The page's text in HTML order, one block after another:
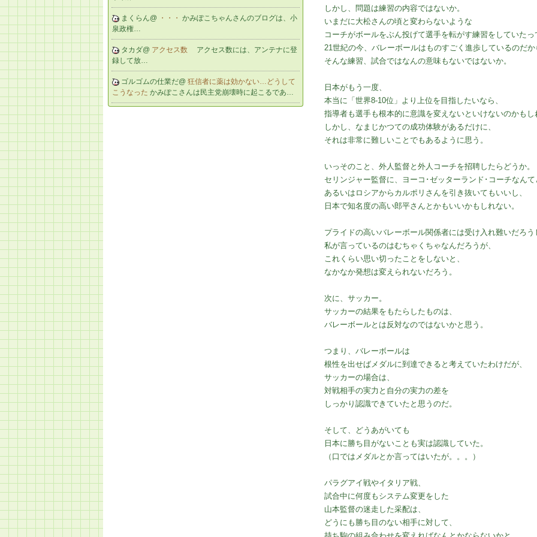
まくらん@ ・・・ かみぽこちゃんさんのブログは、小
泉政権…
タカダ@ アクセス数
アクセス数には、アンテナに登
録して放…
ゴルゴムの仕業だ@ 狂信者に薬は効かない…どうして
こうなった かみぽこさんは民主党崩壊時に起こるであ…
しかし、問題は練習の内容ではないか。
いまだに大松さんの頃と変わらないような
コーチがボールをぶん投げて選手を転がす練習をしていたっ
21世紀の今、バレーボールはものすごく進歩しているのだか
そんな練習、試合ではなんの意味もないではないか。
日本がもう一度、
本当に「世界8-10位」より上位を目指したいなら、
指導者も選手も根本的に意識を変えないといけないのかもし
しかし、なまじかつての成功体験があるだけに、
それは非常に難しいことでもあるように思う。
いっそのこと、外人監督と外人コーチを招聘したらどうか。
セリンジャー監督に、ヨーコ･ゼッターランド･コーチなん
あるいはロシアからカルポリさんを引き抜いてもいいし、
日本で知名度の高い郎平さんとかもいいかもしれない。
プライドの高いバレーボール関係者には受け入れ難いだろう
私が言っているのはむちゃくちゃなんだろうが、
これくらい思い切ったことをしないと、
なかなか発想は変えられないだろう。
次に、サッカー。
サッカーの結果をもたらしたものは、
バレーボールとは反対なのではないかと思う。
つまり、バレーボールは
根性を出せばメダルに到達できると考えていたわけだが、
サッカーの場合は、
対戦相手の実力と自分の実力の差を
しっかり認識できていたと思うのだ。
そして、どうあがいても
日本に勝ち目がないことも実は認識していた。
（口ではメダルとか言ってはいたが。。。）
パラグアイ戦やイタリア戦、
試合中に何度もシステム変更をした
山本監督の迷走した采配は、
どうにも勝ち目のない相手に対して、